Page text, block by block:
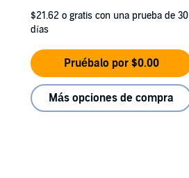
$21.62 o gratis con una prueba de 30
días
Pruébalo por $0.00
Más opciones de compra